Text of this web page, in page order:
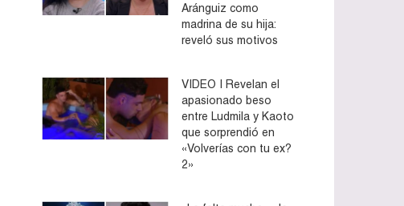
Aránguiz como
madrina de su hija:
reveló sus motivos
VIDEO | Revelan el
apasionado beso
entre Ludmila y Kaoto
que sorprendió en
«Volverías con tu ex?
2»